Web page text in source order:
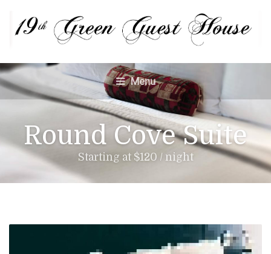
Menu
Round Cove Suite
Starting at $120 / night